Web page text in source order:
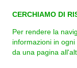
CERCHIAMO DI
Per rendere la
informazioni in
da una pagina